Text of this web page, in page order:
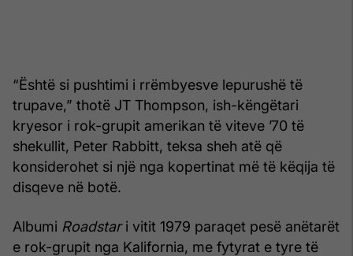
“Është si pushtimi i rrëmbyesve lepurushë të
trupave,” thotë JT Thompson, ish-këngëtari
kryesor i rok-grupit amerikan të viteve ’70 të
shekullit, Peter Rabbitt, teksa sheh atë që
konsiderohet si një nga kopertinat më të këqija të
disqeve në botë.
Albumi Roadstari vitit 1979 paraqet pesë anëtarët
e rok-grupit nga Kalifornia, me fytyrat e tyre të